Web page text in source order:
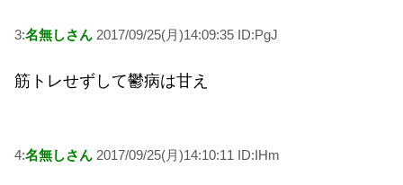
3:名無しさん 2017/09/25(月)14:09:35 ID:PgJ
筋トレせずして鬱病は甘え
4:名無しさん 2017/09/25(月)14:10:11 ID:IHm